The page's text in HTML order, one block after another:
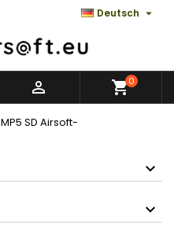
Deutsch 
 0
MP5 SD Airsoft-